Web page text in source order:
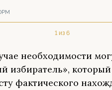
1 из 6
необходимости
избиратель»,
фактического